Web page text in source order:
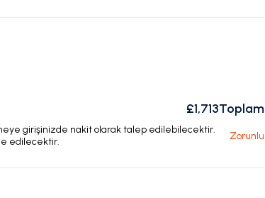
£1,713Toplam
girişinizde nakit olarak talep edilebilecektir.
edilecektir.
Zorunlu